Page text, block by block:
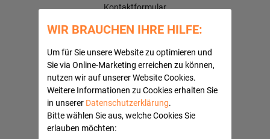
WIR BRAUCHEN IHRE HILFE:
Um für Sie unsere Website zu optimieren und
Sie via Online-Marketing erreichen zu können,
nutzen wir auf unserer Website Cookies.
Weitere Informationen zu Cookies erhalten Sie
in unserer Datenschutzerklärung.
Bitte wählen Sie aus, welche Cookies Sie
erlauben möchten:
Kontaktformular
Versandkosten
Quick Navi:
Partnerprogramme
AGB
Datenschutz
Widerrufsbelehrung
Impressum